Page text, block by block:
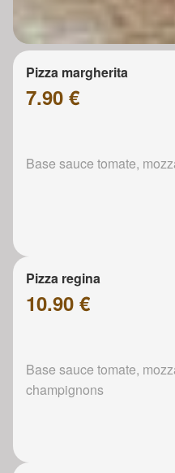
Pizza margherita
7.90 €
Base sauce tomate,
Pizza regina
10.90 €
Base sauce tomate,
champignons